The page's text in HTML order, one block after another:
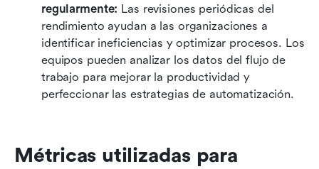
regularmente: Las revisiones periódicas del
rendimiento ayudan a las organizaciones a
identificar ineficiencias y optimizar procesos. Los
equipos pueden analizar los datos del flujo de
trabajo para mejorar la productividad y
perfeccionar las estrategias de automatización.
Métricas utilizadas para